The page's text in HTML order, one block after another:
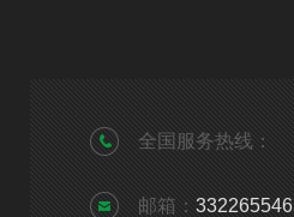
全国服务热线：
邮箱：